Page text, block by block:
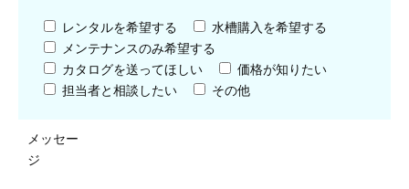
レンタルを希望する
水槽購入を希望する
メンテナンスのみ希望する
カタログを送ってほしい
価格が知りたい
担当者と相談したい
その他
メッセー
ジ